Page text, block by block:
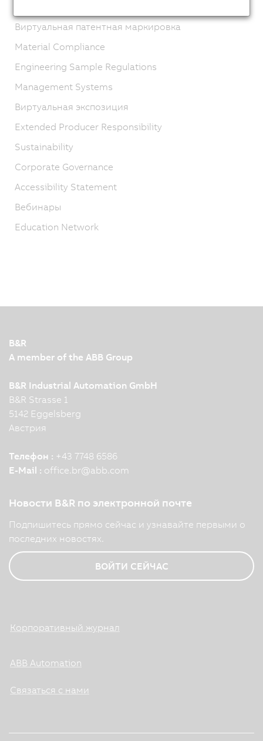
Виртуальная патентная маркировка
Material Compliance
Engineering Sample Regulations
Management Systems
Виртуальная экспозиция
Extended Producer Responsibility
Sustainability
Corporate Governance
Accessibility Statement
Вебинары
Education Network
B&R
A member of the ABB Group
B&R Industrial Automation GmbH
B&R Strasse 1
5142 Eggelsberg
Австрия
Телефон : +43 7748 6586
E-Mail : office.br@abb.com
Новости B&R по электронной почте
Подпишитесь прямо сейчас и узнавайте первыми о
последних новостях.
ВОЙТИ СЕЙЧАС
Корпоративный журнал
ABB Automation
Связаться с нами